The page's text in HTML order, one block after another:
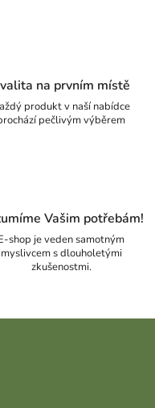
na prvním místě
produkt v naší nabídce
pečlivým výběrem
Vašim potřebám!
shop je veden samotným
myslivcem s dlouholetými
zkušenostmi.